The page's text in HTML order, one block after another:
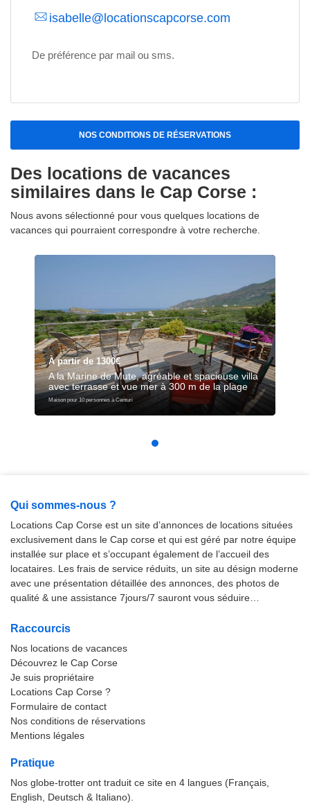
isabelle@locationscapcorse.com
De préférence par mail ou sms.
NOS CONDITIONS DE RÉSERVATIONS
Des locations de vacances
similaires dans le Cap Corse :
Nous avons sélectionné pour vous quelques locations de
vacances qui pourraient correspondre à votre recherche.
À partir de 1300€
A la Marine de Mute, agréable et spacieuse villa
avec terrasse et vue mer à 300 m de la plage
Maison pour 10 personnes à Centuri
Qui sommes-nous ?
Locations Cap Corse est un site d’annonces de locations situées
exclusivement dans le Cap corse et qui est géré par notre équipe
installée sur place et s’occupant également de l’accueil des
locataires. Les frais de service réduits, un site au désign moderne
avec une présentation détaillée des annonces, des photos de
qualité & une assistance 7jours/7 sauront vous séduire…
Raccourcis
Nos locations de vacances
Découvrez le Cap Corse
Je suis propriétaire
Locations Cap Corse ?
Formulaire de contact
Nos conditions de réservations
Mentions légales
Pratique
Nos globe-trotter ont traduit ce site en 4 langues (Français,
English, Deutsch & Italiano).